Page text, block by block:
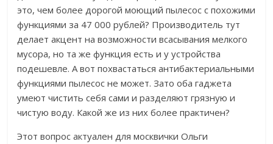
это, чем более дорогой моющий пылесос с похожими
функциями за 47 000 рублей? Производитель тут
делает акцент на возможности всасывания мелкого
мусора, но та же функция есть и у устройства
подешевле. А вот похвастаться антибактериальными
функциями пылесос не может. Зато оба гаджета
умеют чистить себя сами и разделяют грязную и
чистую воду. Какой же из них более практичен?
Этот вопрос актуален для москвички Ольги